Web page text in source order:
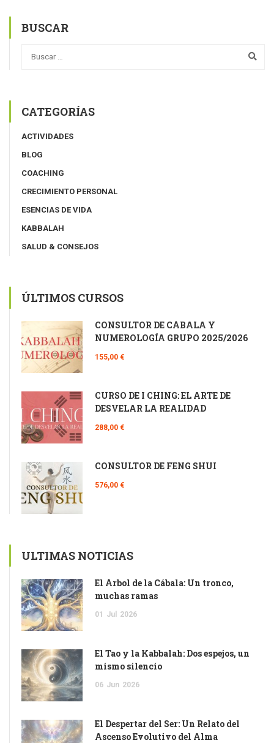
BUSCAR
CATEGORÍAS
ACTIVIDADES
BLOG
COACHING
CRECIMIENTO PERSONAL
ESENCIAS DE VIDA
KABBALAH
SALUD & CONSEJOS
ÚLTIMOS CURSOS
CONSULTOR DE CÁBALA Y
NUMEROLOGÍA GRUPO 2025/2026
155,00 €
CURSO DE I CHING: EL ARTE DE
DESVELAR LA REALIDAD
288,00 €
CONSULTOR DE FENG SHUI
576,00 €
ULTIMAS NOTICIAS
El Árbol de la Cábala: Un tronco,
muchas ramas
01 Jul 2026
El Tao y la Kabbalah: Dos espejos, un
mismo silencio
06 Jun 2026
El Despertar del Ser: Un Relato del
Ascenso Evolutivo del Alma